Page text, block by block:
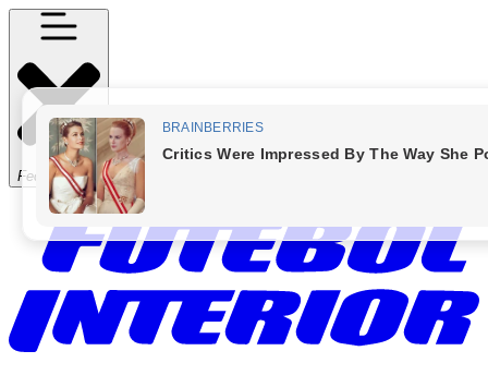
Fechar Menu